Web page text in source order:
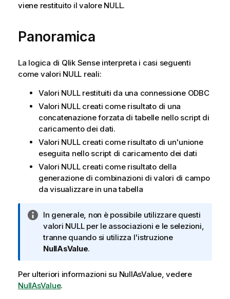
viene restituito il valore NULL.
Panoramica
La logica di Qlik Senseinterpreta i casi seguenti
come valori NULL reali:
Valori NULLrestituiti da una connessione ODBC
Valori NULLcreati come risultato di una
concatenazione forzata di tabelle nello script di
caricamento dei dati.
Valori NULLcreati come risultato di un'unione
eseguita nello script di caricamento dei dati
Valori NULLcreati come risultato della
generazione di combinazioni di valori di campo
da visualizzare in una tabella
N
o
t
a
n
f
In generale, non è possibile utilizzare questi
valori NULLper le associazioni e le selezioni,
tranne quando si utilizza l'istruzione
NullAsValue.
Per ulteriori informazioni su NullAsValue, vedere
NullAsValue.